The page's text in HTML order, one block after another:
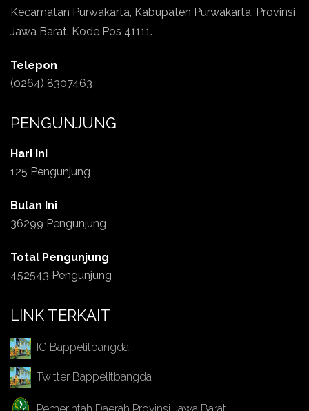
Kecamatan Purwakarta, Kabupaten Purwakarta, Provinsi
Jawa Barat. Kode Pos 41111.
Telepon
(0264) 8307463
PENGUNJUNG
Hari Ini
125 Pengunjung
Bulan Ini
36299 Pengunjung
Total Pengunjung
452543 Pengunjung
LINK TERKAIT
IG Bappelitbangda
Twitter Bappelitbangda